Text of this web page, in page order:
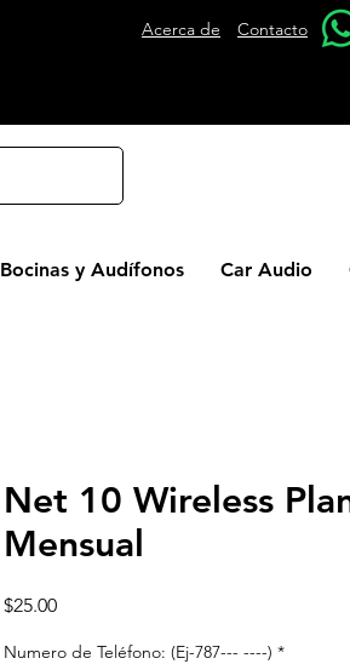
Acerca de Contacto
Bocinas y Audífonos Car Audio
Net 10 Wireless
Mensual
$25.00Precio
Numero de Teléfono: (Ej-787--- ----) *